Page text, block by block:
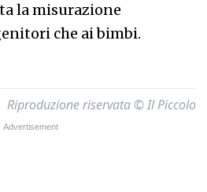
la misurazione
che ai bimbi.
Riproduzione riservata © Il Piccolo